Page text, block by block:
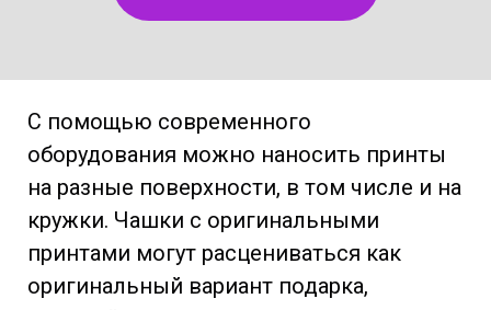
С помощью современного
оборудования можно наносить принты
на разные поверхности, в том числе и на
кружки. Чашки с оригинальными
принтами могут расцениваться как
оригинальный вариант подарка,